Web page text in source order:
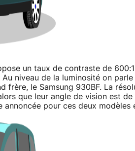
un taux de contraste de
niveau de la luminosité on
frère, le Samsung 930BF. La
que leur angle de vision est
annoncée pour ces deux modèles